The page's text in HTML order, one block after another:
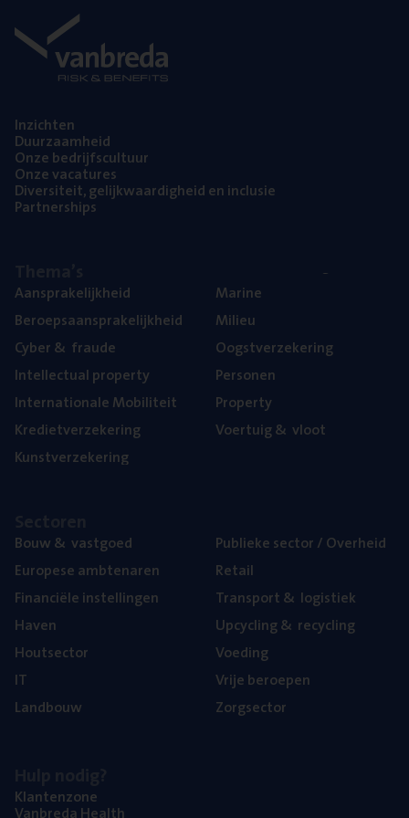
Inzich­ten
Duur­zaam­heid
Onze bedrijfs­cul­tuur
Onze vaca­tu­res
Diver­si­teit, gelijk­waar­dig­heid en inclusie
Part­ner­ships
Aan­spra­ke­lijk­heid
Beroeps­aan­spra­ke­lijk­heid
Cyber& fraude
Intel­lec­tu­al property
Inter­na­ti­o­na­le Mobiliteit
Kre­diet­ver­ze­ke­ring
Kunst­ver­ze­ke­ring
Mari­ne
Mili­eu
Oogst­ver­ze­ke­ring
Per­so­nen
Pro­per­ty
Voer­tuig& vloot
Bouw& vastgoed
Euro­pe­se ambtenaren
Finan­ci­ë­le instellingen
Haven
Hout­sec­tor
IT
Land­bouw
Publie­ke sec­tor / Overheid
Retail
Trans­port& logistiek
Upcy­cling& recycling
Voe­ding
Vrije beroe­pen
Zorg­sec­tor
Klan­ten­zo­ne
Van­b­re­da Health